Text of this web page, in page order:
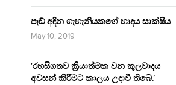
පෑඩ් අඳින ගැහැනියකගේ හෘදය සාක්ෂිය
May 10, 2019
‘රහසිගතව ක්‍රියාත්මක වන කුලවාදය
අවසන් කිරීමට කාලය උදාවී තිබේ.’